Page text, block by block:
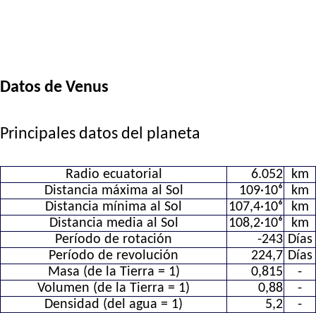
Datos de Venus
Principales datos del planeta
Radio ecuatorial 6.052
km
Distancia máxima al Sol
109·10⁶
km
Distancia mínima al Sol
107,4·10⁶
km
Distancia media al Sol
108,2·10⁶
km
Período de rotación
-243 Días
Período de revolución
224,7 Días
Masa (de la Tierra = 1)
0,815
-
Volumen (de la Tierra = 1)
0,88
-
Densidad (del agua = 1)
5,2
-